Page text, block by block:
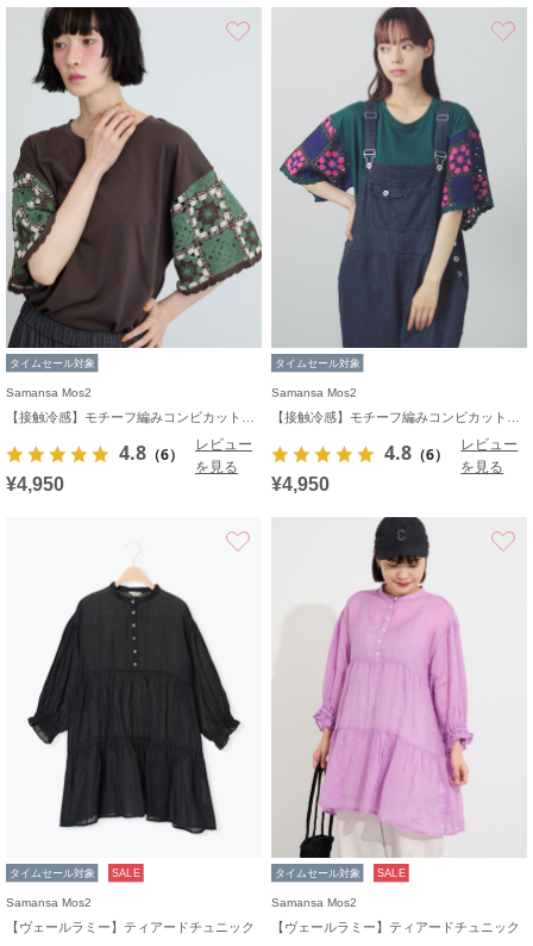
タイムセール対象
Samansa Mos2
4.8 （6）
レビュー
を見る
¥4,950
タイムセール対象
Samansa Mos2
4.8 （6）
レビュー
を見る
¥4,950
タイムセール対象 SALE
Samansa Mos2
【ヴェールラミー】ティアードチュニック
タイムセール対象 SALE
Samansa Mos2
【ヴェールラミー】ティアードチュニック